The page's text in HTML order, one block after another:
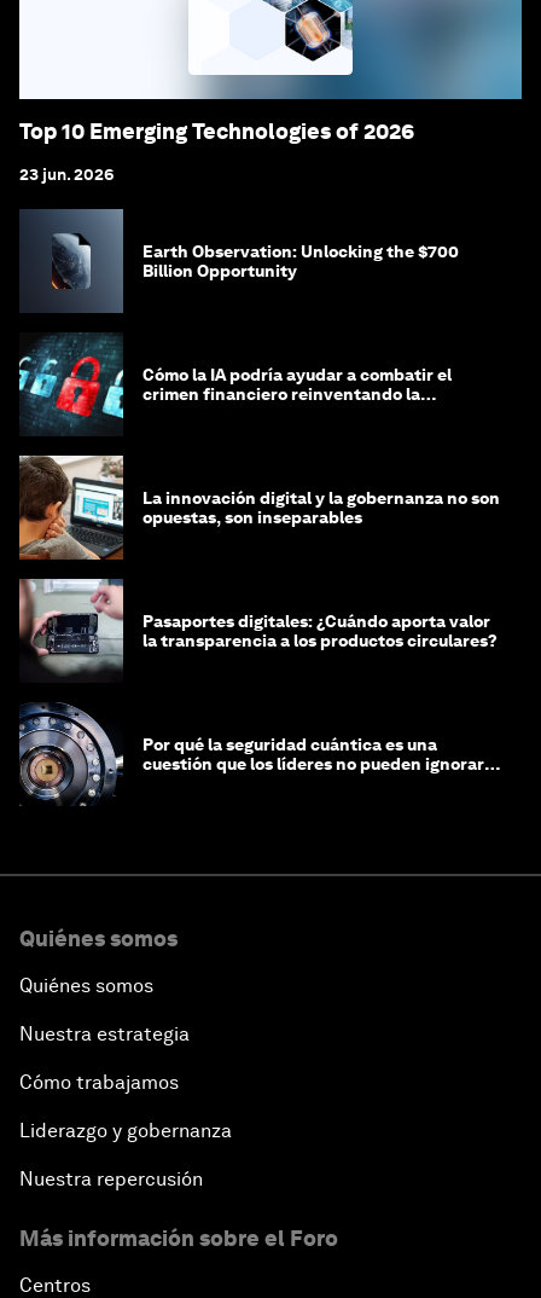
Top 10 Emerging Technologies of 2026
23 jun. 2026
Earth Observation: Unlocking the $700
Billion Opportunity
Cómo la IA podría ayudar a combatir el
crimen financiero reinventando la
La innovación digital y la gobernanza no son
opuestas, son inseparables
Pasaportes digitales: ¿Cuándo aporta valor
la transparencia a los productos circulares?
Por qué la seguridad cuántica es una
cuestión que los líderes no pueden ignorar
Quiénes somos
Quiénes somos
Nuestra estrategia
Cómo trabajamos
Liderazgo y gobernanza
Nuestra repercusión
Más información sobre el Foro
Centros